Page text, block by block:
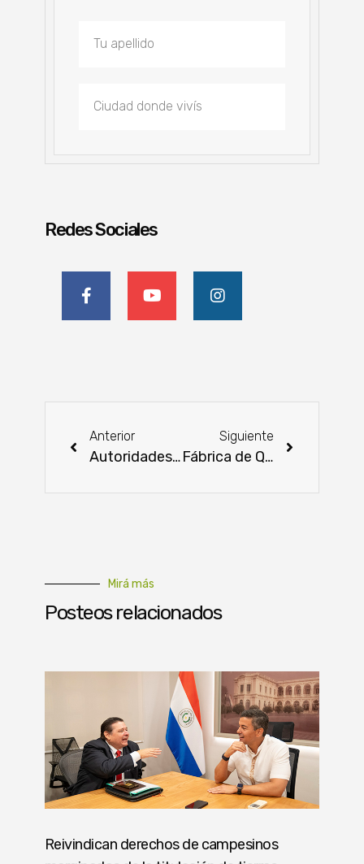
Redes Sociales
Anterior
Autoridades destacan avances de Paraguay hacia un desarrollo sostenible y seguro
Siguiente
Fábrica de Quesos de Cerrito formará emprendedores rurales
Mirá más
Posteos relacionados
Reivindican derechos de campesinos